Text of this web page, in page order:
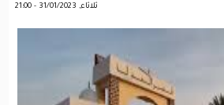
ثلاثاء, 31/01/2023 - 21:00